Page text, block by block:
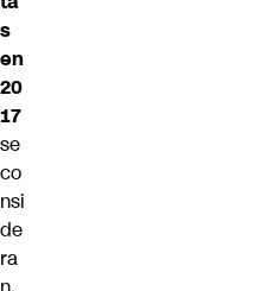
s
en
20
17
se
co
nsi
de
ra